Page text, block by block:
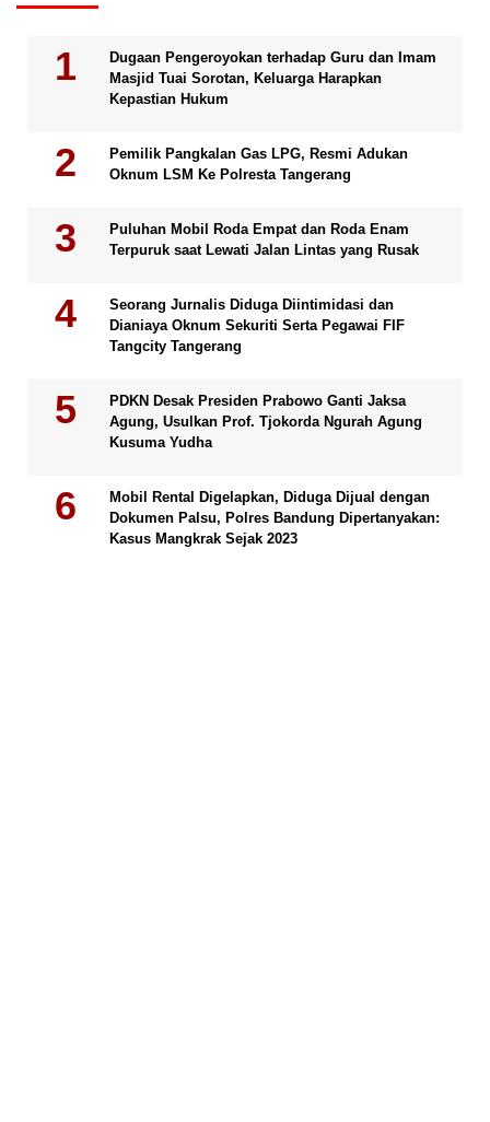
Dugaan Pengeroyokan terhadap Guru dan Imam
Masjid Tuai Sorotan, Keluarga Harapkan
Kepastian Hukum
Pemilik Pangkalan Gas LPG, Resmi Adukan
Oknum LSM Ke Polresta Tangerang
Puluhan Mobil Roda Empat dan Roda Enam
Terpuruk saat Lewati Jalan Lintas yang Rusak
Seorang Jurnalis Diduga Diintimidasi dan
Dianiaya Oknum Sekuriti Serta Pegawai FIF
Tangcity Tangerang
PDKN Desak Presiden Prabowo Ganti Jaksa
Agung, Usulkan Prof. Tjokorda Ngurah Agung
Kusuma Yudha
Mobil Rental Digelapkan, Diduga Dijual dengan
Dokumen Palsu, Polres Bandung Dipertanyakan:
Kasus Mangkrak Sejak 2023